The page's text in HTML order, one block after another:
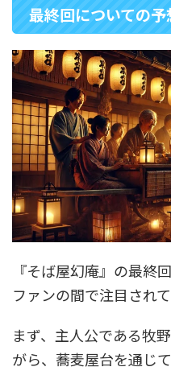
最終回についての予
『そば屋幻庵』の最終
ファンの間で注目されて
まず、主人公である牧
がら、蕎麦屋台を通じ